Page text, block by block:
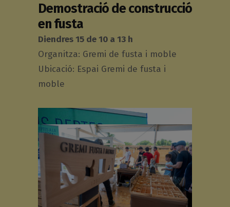
Demostració de construcció
en fusta
Diendres 15 de 10 a 13 h
Organitza: Gremi de fusta i moble
Ubicació: Espai Gremi de fusta i
moble